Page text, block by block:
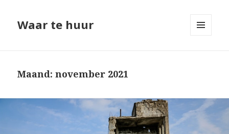
Waar te huur
Maand: november 2021